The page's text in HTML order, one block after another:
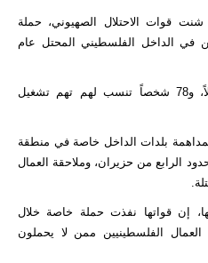
شنت قوات الاحتلال الصهيوني، حملة
في الداخل الفلسطيني المحتل عام
واعتقلت شرطة الاحتلال 284 عاملاً، و78 شخصاً تنسب لهم تهم تشغيل
بلدات الداخل خاصة في منطقة
الرابع من حزيران، وملاحقة العمال
إن قواتها نفذت حملة خاصة خلال
الفلسطينيين ممن لا يحملون